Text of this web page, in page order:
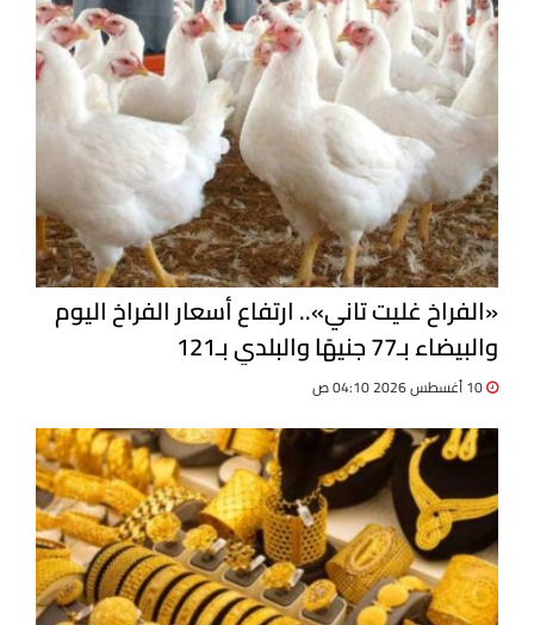
«الفراخ غليت تاني».. ارتفاع أسعار الفراخ اليوم
والبيضاء بـ77 جنيهًا والبلدي بـ121